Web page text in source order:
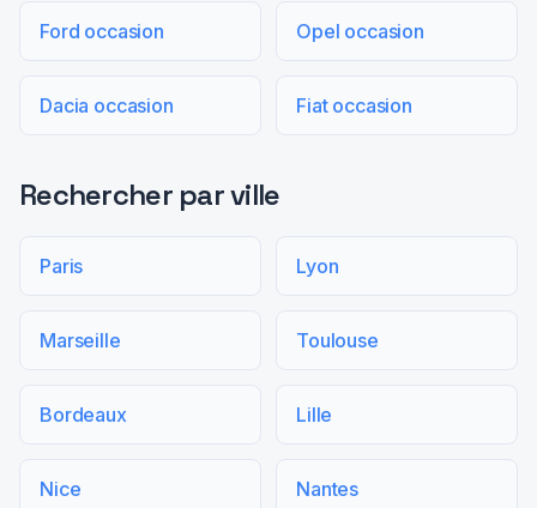
Ford occasion Opel occasion
Dacia occasion Fiat occasion
Rechercher par ville
Paris Lyon
Marseille Toulouse
Bordeaux Lille
Nice Nantes